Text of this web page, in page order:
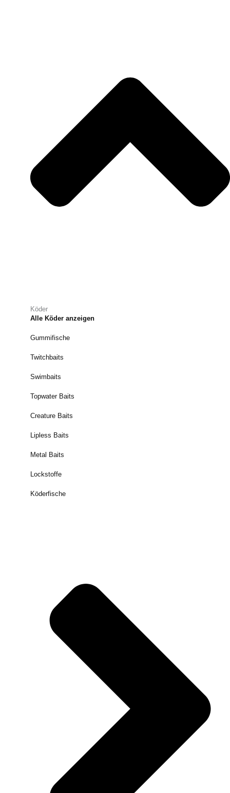
Köder
Alle Köder anzeigen
Gummifische
Twitchbaits
Swimbaits
Topwater Baits
Creature Baits
Lipless Baits
Metal Baits
Lockstoffe
Köderfische